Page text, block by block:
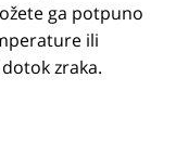
ga potpuno
ili
zraka.